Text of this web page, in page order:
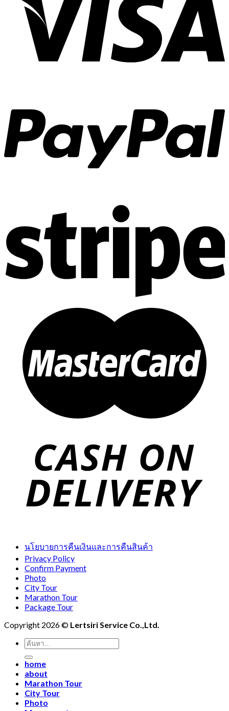
นโยบายการคืนเงินและการคืนสินค้า
Privacy Policy
Confirm Payment
Photo
City Tour
Marathon Tour
Package Tour
Copyright 2026 © Lertsiri Service Co.,Ltd.
ค้นหา:
home
about
Marathon Tour
City Tour
Photo